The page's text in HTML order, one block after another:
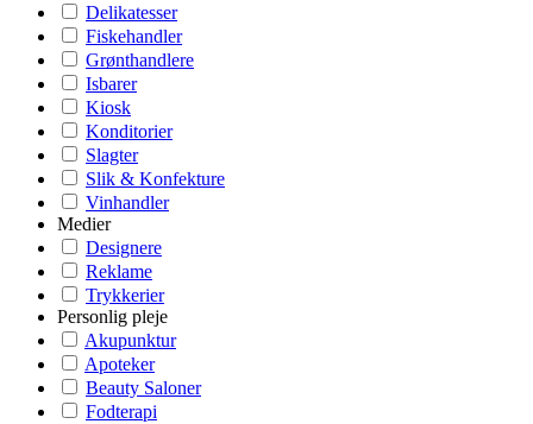
Delikatesser
Fiskehandler
Grønthandlere
Isbarer
Kiosk
Konditorier
Slagter
Slik & Konfekture
Vinhandler
Medier
Designere
Reklame
Trykkerier
Personlig pleje
Akupunktur
Apoteker
Beauty Saloner
Fodterapi